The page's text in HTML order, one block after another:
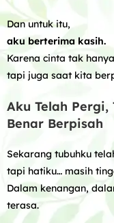
Dan untuk itu,
aku berterima kasih.
Karena cinta tak
tapi juga saat kita
Aku Telah
Benar Berpisah
Sekarang tubuhku
tapi hatiku… masih
Dalam kenangan,
terasa.